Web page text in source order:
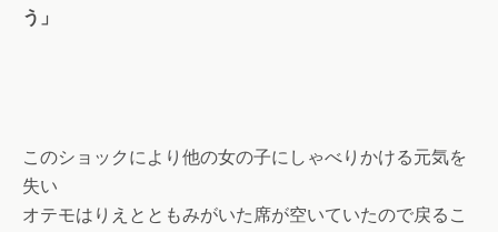
う」
このショックにより他の女の子にしゃべりかける元気を
失い
オテモはりえとともみがいた席が空いていたので戻るこ